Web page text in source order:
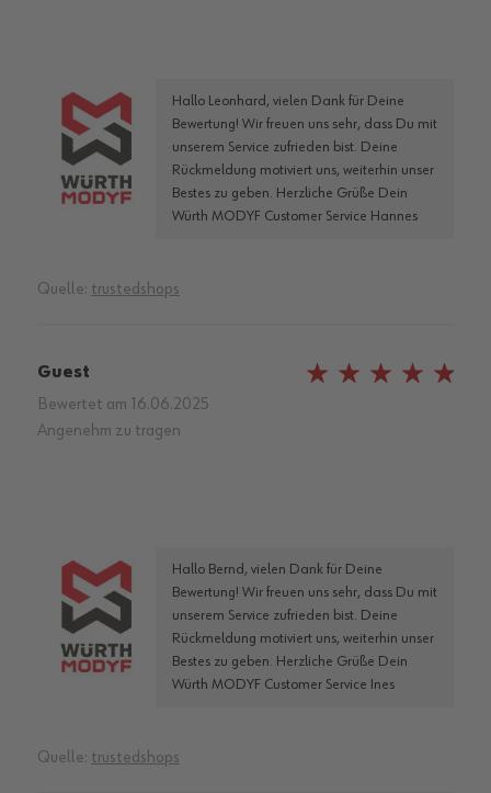
Hallo Leonhard, vielen Dank für Deine
Bewertung! Wir freuen uns sehr, dass Du mit
unserem Service zufrieden bist. Deine
Rückmeldung motiviert uns, weiterhin unser
Bestes zu geben. Herzliche Grüße Dein
Würth MODYF Customer Service Hannes
Quelle: trustedshops
Guest
Bewertet am 16.06.2025
Angenehm zu tragen
Hallo Bernd, vielen Dank für Deine
Bewertung! Wir freuen uns sehr, dass Du mit
unserem Service zufrieden bist. Deine
Rückmeldung motiviert uns, weiterhin unser
Bestes zu geben. Herzliche Grüße Dein
Würth MODYF Customer Service Ines
Quelle: trustedshops